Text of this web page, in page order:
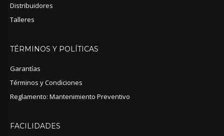
Distribuidores
Talleres
TÉRMINOS Y POLÍTICAS
Garantías
Términos y Condiciones
Reglamento: Mantenimiento Preventivo
FACILIDADES